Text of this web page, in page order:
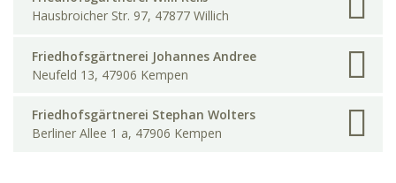
Hausbroicher Str. 97, 47877 Willich
Friedhofsgärtnerei Johannes Andree
Neufeld 13, 47906 Kempen
Friedhofsgärtnerei Stephan Wolters
Berliner Allee 1 a, 47906 Kempen